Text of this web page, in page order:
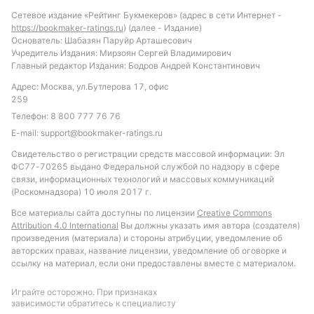
вариант с «тоталом голов меньше 3.5», учитывая
исторические показатели очных встреч.
Обновлено:
Подписаться
Сетевое издание «Рейтинг Букмекеров» (адрес в сети Интернет -
https://bookmaker-ratings.ru) (далее - Издание)
Основатель: Шабазян Паруйр Арташесович
Учредитель Издания: Мирзоян Сергей Владимирович
Главный редактор Издания: Бодров Андрей Константинович
Адрес: Москва, ул.Бутлерова 17, офис
259
Телефон: 8 800 777 76 76
E-mail: support@bookmaker-ratings.ru
Свидетельство о регистрации средств массовой информации: Эл
ФС77-70265 выдано Федеральной службой по надзору в сфере
связи, информационных технологий и массовых коммуникаций
(Роскомнадзора) 10 июля 2017 г.
Все материалы сайта доступны по лицензии Creative Commons
Attribution 4.0 International Вы должны указать имя автора (создателя)
произведения (материала) и стороны атрибуции, уведомление об
авторских правах, название лицензии, уведомление об оговорке и
ссылку на материал, если они предоставлены вместе с материалом.
Играйте осторожно. При признаках
зависимости обратитесь к специалисту